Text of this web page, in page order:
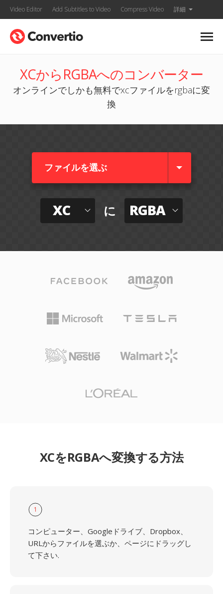
Video Editor Add Subtitles to Video Compress Video 詳細
XCからRGBAへのコンバーター
オンラインでしかも無料でxcファイルをrgbaに変
換
ファイルを選ぶ
XC に RGBA
XCをRGBAへ変換する方法
1
コンピューター、Googleドライブ、Dropbox、
URLからファイルを選ぶか、ページにドラッグし
て下さい.